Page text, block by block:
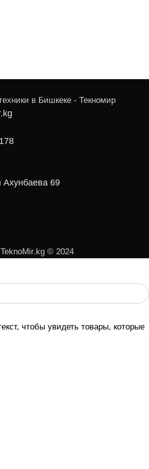
в Бишкеке - Текномир
Ахунбаева 69
© 2024
чтобы увидеть товары, которые